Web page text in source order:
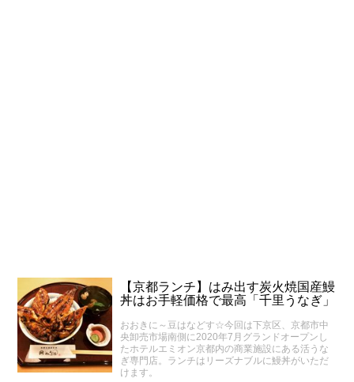
【京都ランチ】はみ出す炭火焼国産鰻
丼はお手軽価格で最高「千里うなぎ」
おおきに～豆はなどす☆今回は下京区、京都市中
央卸売市場南側に2020年7月グランドオープンし
たホテルエミオン京都内の商業施設にある活うな
ぎ専門店。ランチはリーズナブルに鰻丼がいただ
けます。